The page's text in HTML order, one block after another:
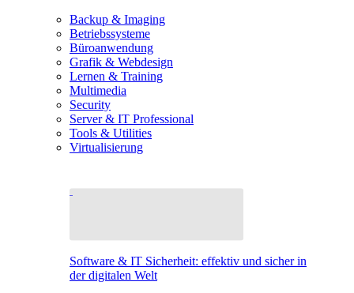
Backup & Imaging
Betriebssysteme
Büroanwendung
Grafik & Webdesign
Lernen & Training
Multimedia
Security
Server & IT Professional
Tools & Utilities
Virtualisierung
Software & IT Sicherheit: effektiv und sicher in
der digitalen Welt